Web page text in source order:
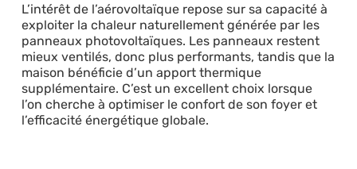
L’intérêt de l’aérovoltaïque repose sur sa capacité à
exploiter la chaleur naturellement générée par les
panneaux photovoltaïques. Les panneaux restent
mieux ventilés, donc plus performants, tandis que la
maison bénéficie d’un apport thermique
supplémentaire. C’est un excellent choix lorsque
l’on cherche à optimiser le confort de son foyer et
l’efficacité énergétique globale.